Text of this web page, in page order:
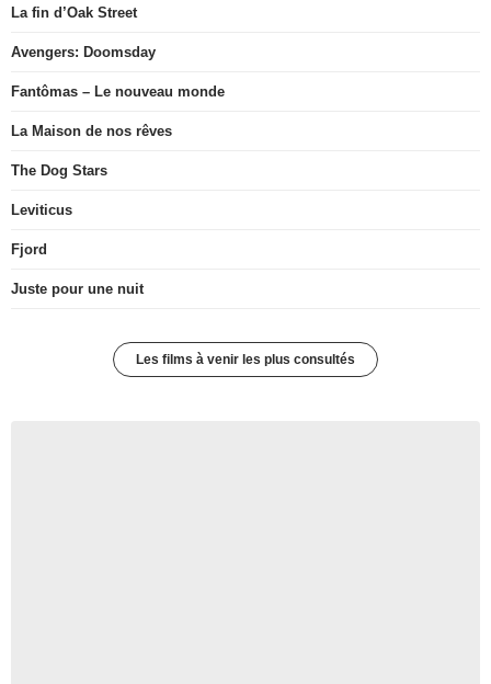
La fin d’Oak Street
Avengers: Doomsday
Fantômas – Le nouveau monde
La Maison de nos rêves
The Dog Stars
Leviticus
Fjord
Juste pour une nuit
Les films à venir les plus consultés